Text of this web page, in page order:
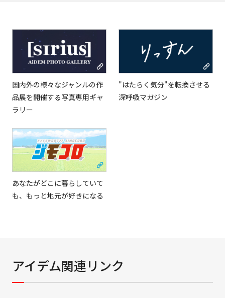
Tiếng Việt
国内外の様々なジャンルの作
品展を開催する写真専用ギャ
ラリー
"はたらく気分"を転換させる
深呼吸マガジン
あなたがどこに暮らしていて
も、もっと地元が好きになる
アイデム関連リンク